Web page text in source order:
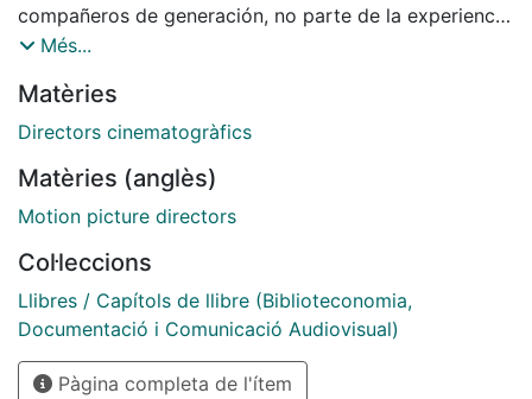
compañeros de generación, no parte de la experiencia
cinematográfica pasada sino de la singularidad de la
unas extensas clases donde disecciona en detalle y
con pasión exultante escenas de cineastas como Ford,
intensidad e inteligencia derrochada en sus clases, la
importancia de su magisterio así como, también, que a
suelen llegar preguntando por el pasado de ese
atípico profesor.
Pero la leyenda juega, como siempre, malas pasadas:
las alabanzas al orador acaban minusvalorando su
Més...
Matèries
Directors cinematogràfics
Matèries (anglès)
Motion picture directors
Col·leccions
Llibres / Capítols de llibre (Biblioteconomia,
Documentació i Comunicació Audiovisual)
Pàgina completa de l'ítem